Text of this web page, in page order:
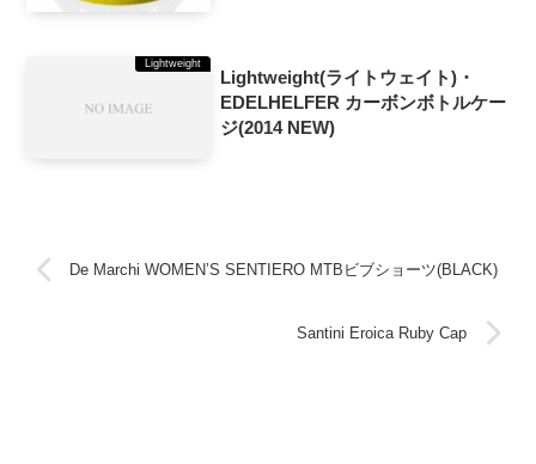
Lightweight
Lightweight(ライトウェイト)・
EDELHELFER カーボンボトルケー
ジ(2014 NEW)
De Marchi WOMEN’S SENTIERO MTBビブショーツ(BLACK)
Santini Eroica Ruby Cap